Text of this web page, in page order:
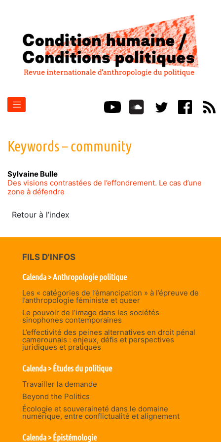
Keywords – community
Sylvaine Bulle
Des visions contrastées de l’effondrement. Le cas d’une
zone à défendre
Retour à l’index
FILS D'INFOS
Calenda > Anthropologie politique
Les « catégories de l’émancipation » à l’épreuve de
l’anthropologie féministe et queer
Le pouvoir de l’image dans les sociétés
sinophones contemporaines
L’effectivité des peines alternatives en droit pénal
camerounais : enjeux, défis et perspectives
juridiques et pratiques
Calenda > Études du politique
Travailler la demande
Beyond the Politics
Écologie et souveraineté dans le domaine
numérique, entre conflictualité et alignement
Calenda > Épistémologie